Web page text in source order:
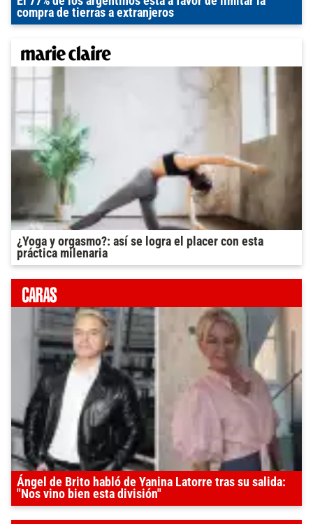
compra de tierras a extranjeros
¿Yoga y orgasmo?: así se logra el placer con esta
práctica milenaria
Ángel de Brito habló de Yanina Latorre tras su salida:
"Nos vino bien esta división"